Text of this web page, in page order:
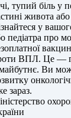
тупий біль у
живота
у
педіатра про
ВПЛ. Це —
майбутнє. Ви
зараз.